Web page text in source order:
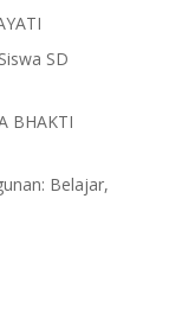
SD
BHAKTI
Belajar,